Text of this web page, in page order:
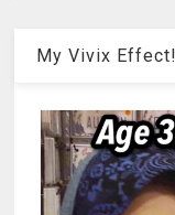
My Vivix Effect!